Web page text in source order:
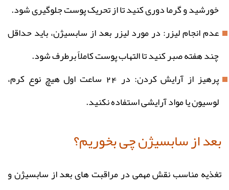
خورشید و گرما دوری کنید تا از تحریک پوست جلوگیری شود.
عدم انجام لیزر: در مورد لیزر بعد از سابسیژن، باید حداقل
چند هفته صبر کنید تا التهاب پوست کاملاً برطرف شود.
پرهیز از آرایش کردن: در 24 ساعت اول هیچ نوع کرم،
لوسیون یا مواد آرایشی استفاده نکنید.
بعد از سابسیژن چی بخوریم؟
تغذیه مناسب نقش مهمی در مراقبت‌ های بعد از سابسیژن و